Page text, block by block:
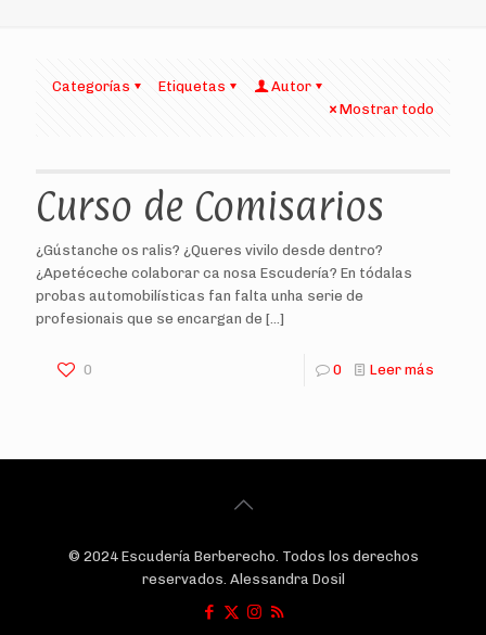
Categorías Etiquetas
Autor
Mostrar todo
Curso de Comisarios
¿Gústanche os ralis? ¿Queres vivilo desde dentro?
¿Apetéceche colaborar ca nosa Escudería? En tódalas
probas automobilísticas fan falta unha serie de
profesionais que se encargan de […]
0 0 Leer más
© 2024 Escudería Berberecho. Todos los derechos
reservados. Alessandra Dosil